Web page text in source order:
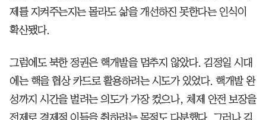
제를 지켜주는지는 몰라도 삶을 개선하진 못한다는 인식이
확산됐다.
그럼에도 북한 정권은 핵개발을 멈추지 않았다. 김정일 시대
에는 핵을 협상 카드로 활용하려는 시도가 있었다. 핵개발 완
성까지 시간을 벌려는 의도가 가장 컸으나, 체제 안전 보장을
전제로 경제적 이득을 취하려는 목적도 다분했다. 그러나 김